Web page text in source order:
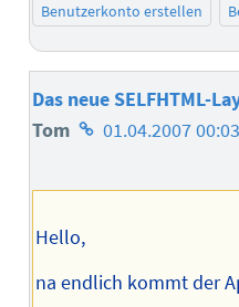
Benutzerkonto erstellen
Das neue SELFHTML-
Tom Homepage
Autors
01.04.2007 00:03
Hello,
na endlich kommt der